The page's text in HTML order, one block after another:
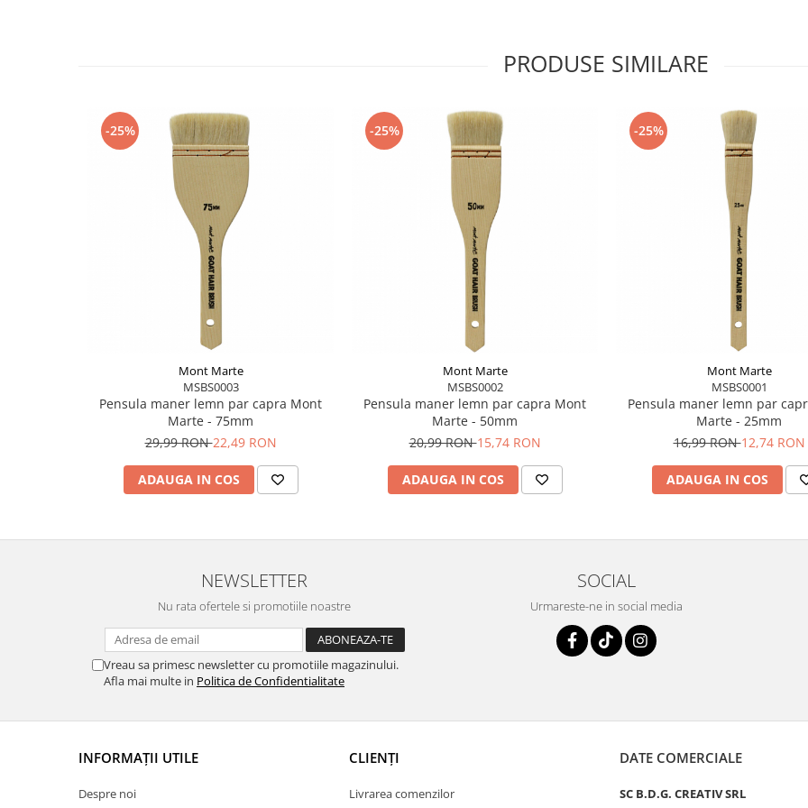
PRODUSE SIMILARE
-25%
Mont Marte
MSBS0003
Pensula maner lemn par capra Mont
Marte - 75mm
29,99 RON22,49 RON
ADAUGA IN COS
-25%
Mont Marte
MSBS0002
Pensula maner lemn par capra Mont
Marte - 50mm
20,99 RON15,74 RON
ADAUGA IN COS
-25%
Mont Marte
MSBS0001
Pensula maner lemn par
Marte - 25mm
16,99 RON12,74 RON
ADAUGA IN COS
NEWSLETTER
Nu rata ofertele si promotiile noastre
Vreau sa primesc newsletter cu promotiile magazinului.
Afla mai multe in Politica de Confidentialitate
SOCIAL
Urmareste-ne in social media
INFORMAȚII UTILE
Despre noi
CLIENȚI
Livrarea comenzilor
DATE COMERCIALE
SC B.D.G. CREATIV SRL